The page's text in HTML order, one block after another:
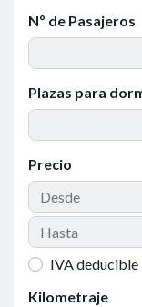
Nº de Pasajeros
Plazas para
Precio
IVA deducible
Kilometraje